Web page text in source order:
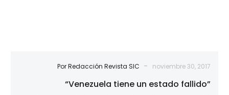
Por Redacción Revista SIC - noviembre 30, 2017
“Venezuela tiene un estado fallido”